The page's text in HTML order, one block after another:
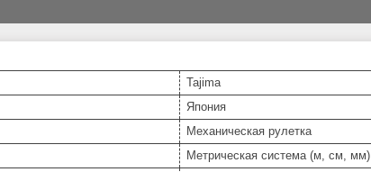
Tajima
Япония
Механическая рулетка
Метрическая система (м, см, мм)